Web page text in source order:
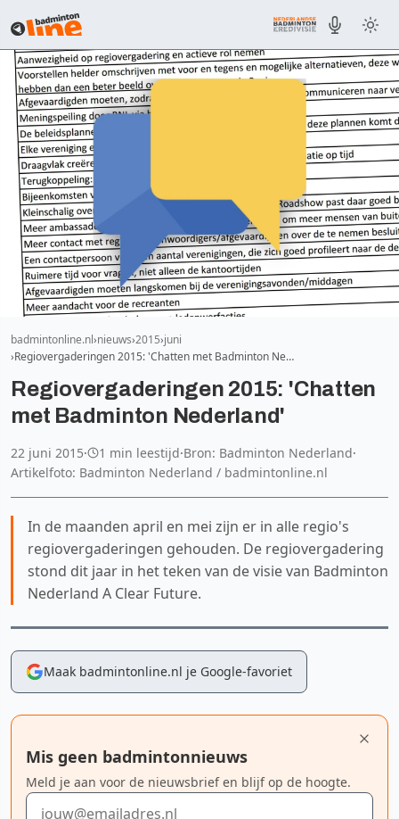
badmintonline.nl nieuws 2015 juni
Regiovergaderingen 2015: 'Chatten met Badminton Ne…
Regiovergaderingen 2015: 'Chatten
met Badminton Nederland'
22 juni 2015· 1 min leestijd·Bron: Badminton Nederland·
Artikelfoto: Badminton Nederland / badmintonline.nl
In de maanden april en mei zijn er in alle regio's
regiovergaderingen gehouden. De regiovergadering
stond dit jaar in het teken van de visie van Badminton
Nederland A Clear Future.
Maak badmintonline.nl je Google-favoriet
Mis geen badmintonnieuws
Meld je aan voor de nieuwsbrief en blijf op de hoogte.
E-mailadres